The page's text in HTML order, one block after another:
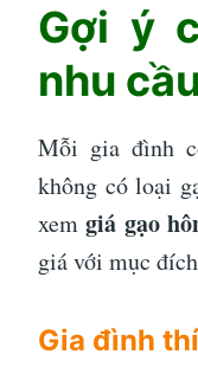
Gợi ý
nhu
Mỗi gia đình
không có loại
xemgiá gạo
giá với mục
Gia đình